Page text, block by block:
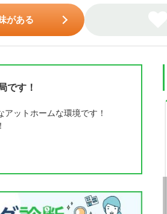
がある
です！
ットホームな環境です！